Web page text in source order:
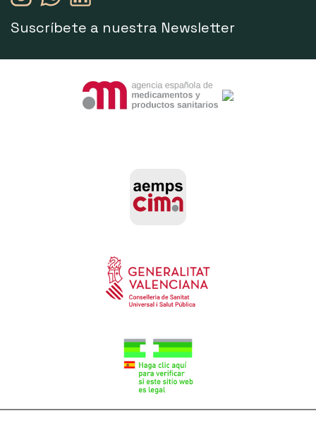
Suscríbete a nuestra Newsletter